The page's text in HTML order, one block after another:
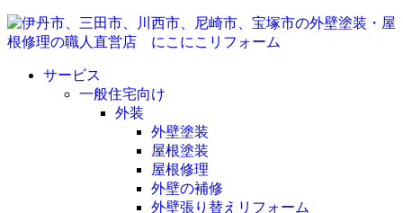
サービス
一般住宅向け
外装
外壁塗装
屋根塗装
屋根修理
外壁の補修
外壁張り替えリフォーム